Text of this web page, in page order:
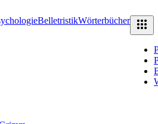
BelletristikWörterbücher